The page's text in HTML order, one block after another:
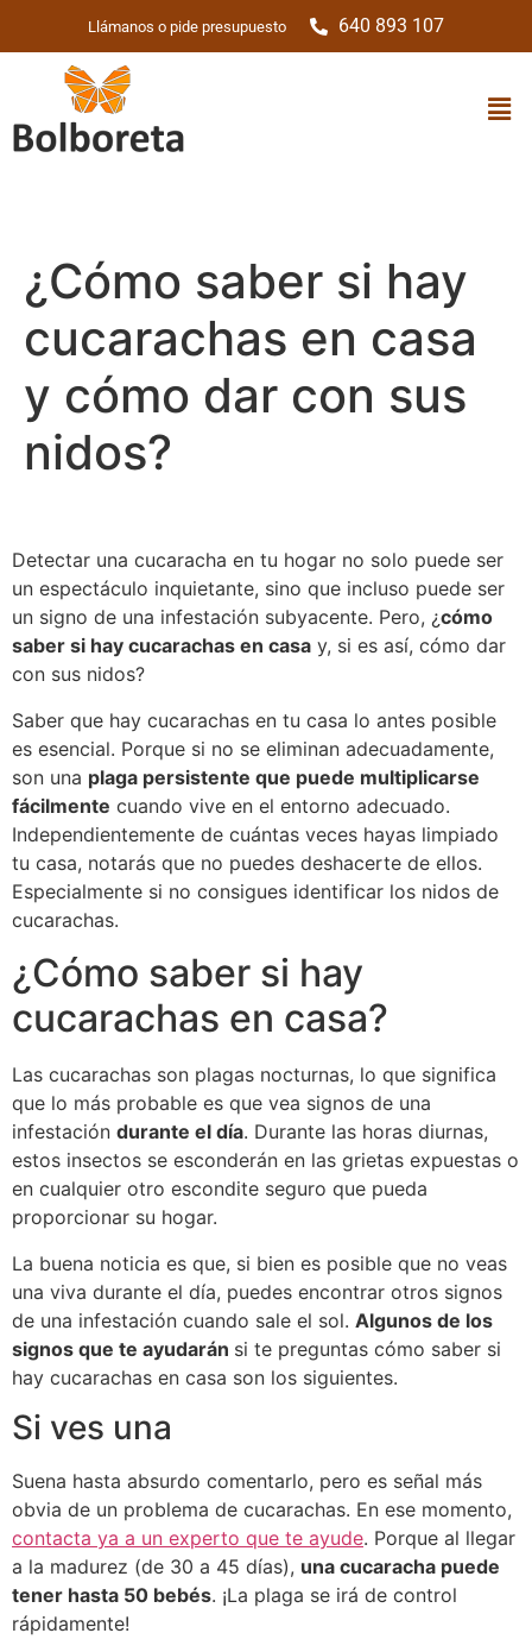
Llámanos o pide presupuesto 640 893 107
¿Cómo saber si hay
cucarachas en casa
y cómo dar con sus
nidos?
Detectar una cucaracha en tu hogar no solo puede ser
un espectáculo inquietante, sino que incluso puede ser
un signo de una infestación subyacente. Pero, ¿cómo
saber si hay cucarachas en casa y, si es así, cómo dar
con sus nidos?
Saber que hay cucarachas en tu casa lo antes posible
es esencial. Porque si no se eliminan adecuadamente,
son una plaga persistente que puede multiplicarse
fácilmente cuando vive en el entorno adecuado.
Independientemente de cuántas veces hayas limpiado
tu casa, notarás que no puedes deshacerte de ellos.
Especialmente si no consigues identificar los nidos de
cucarachas.
¿Cómo saber si hay
cucarachas en casa?
Las cucarachas son plagas nocturnas, lo que significa
que lo más probable es que vea signos de una
infestación durante el día. Durante las horas diurnas,
estos insectos se esconderán en las grietas expuestas o
en cualquier otro escondite seguro que pueda
proporcionar su hogar.
La buena noticia es que, si bien es posible que no veas
una viva durante el día, puedes encontrar otros signos
de una infestación cuando sale el sol. Algunos de los
signos que te ayudarán si te preguntas cómo saber si
hay cucarachas en casa son los siguientes.
Si ves una
Suena hasta absurdo comentarlo, pero es señal más
obvia de un problema de cucarachas. En ese momento,
contacta ya a un experto que te ayude. Porque al llegar
a la madurez (de 30 a 45 días), una cucaracha puede
tener hasta 50 bebés. ¡La plaga se irá de control
rápidamente!